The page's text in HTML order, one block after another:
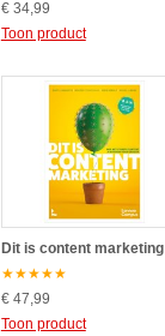
€ 34,99
Toon product
Dit is content marketing
★★★★★
€ 47,99
Toon product